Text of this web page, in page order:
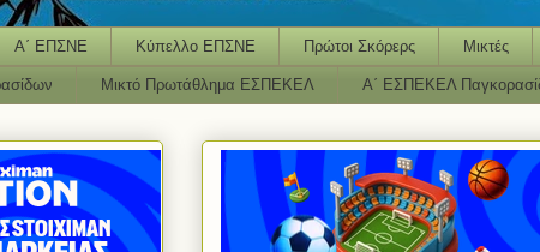
Α΄ ΕΠΣΝΕ Κύπελλο ΕΠΣΝΕ Πρώτοι Σκόρερς Μικτές
Μικτό Πρωτάθλημα ΕΣΠΕΚΕΛ Α΄ ΕΣΠΕΚΕΛ